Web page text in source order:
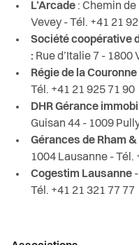
Transport et mobilité
Travail
Vie de quartier
Seniors
L’Arcade : Chemin
Vevey - Tél. +41 21
Société coopérative
: Rue d’Italie 7 - 1800
Régie de la Couronne
Tél. +41 21 925 71 90
DHR Gérance
Guisan 44 - 1009
Gérances de Rham
1004 Lausanne - Tél.
Cogestim Lausanne
Tél. +41 21 321 77 77